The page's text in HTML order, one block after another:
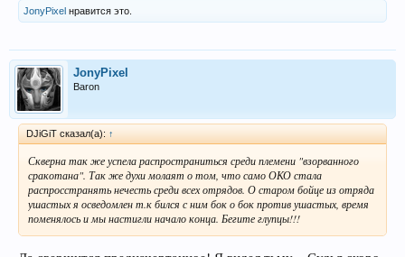
бывший вар влившийся в их ряды , но это будет уже другая легенда! XD
JonyPixel нравится это.
JonyPixel
Baron
DJiGiT сказал(а): ↑
Скверна так же успела распространиться среди племени "взорванного
сракотана". Так же духи молаят о том, что само ОКО стала
распросстранять нечесть среди всех отрядов. О старом бойце из отряда
ушастых я осведомлен т.к бился с ним бок о бок против ушастых, время
поменялось и мы настигли начало конца. Бегите глупцы!!!